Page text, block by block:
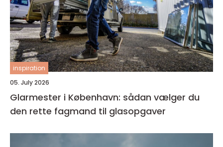
inspiration
05. July 2026
Glarmester i København: sådan vælger du
den rette fagmand til glasopgaver